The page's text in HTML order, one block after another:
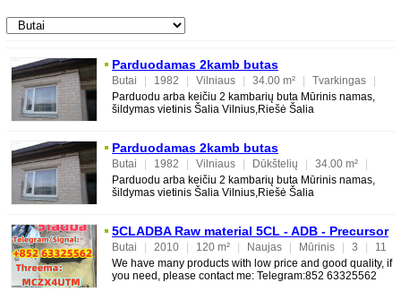
Parduodamas 2kamb butas
Butai 1982 Vilniaus 34.00 m² Tvarkingas
Mūrinis | 2 | 1 | 1
Parduodu arba keičiu 2 kambarių buta Mūrinis namas,
šildymas vietinis Šalia Vilnius,Riešė Šalia
Parduodamas 2kamb butas
Butai 1982 Vilniaus Dūkštelių 34.00 m²
Tvarkingas | Mūrinis 2 | 1 | 1
Parduodu arba keičiu 2 kambarių buta Mūrinis namas,
šildymas vietinis Šalia Vilnius,Riešė Šalia
5CLADBA Raw material 5CL - ADB - Precursor
raw material 5CLADBA 5F ADB 4FADB
Butai 2010 120 m² Naujas Mūrinis 3
11
| 3
We have many products with low price and good quality, if
you need, please contact me: Telegram:852 63325562